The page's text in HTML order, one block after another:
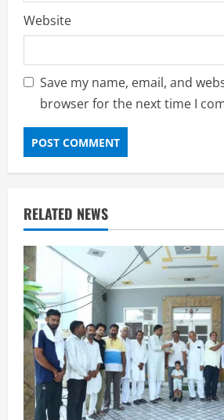
Website
Save my name, email, and
browser for the next time I
RELATED NEWS